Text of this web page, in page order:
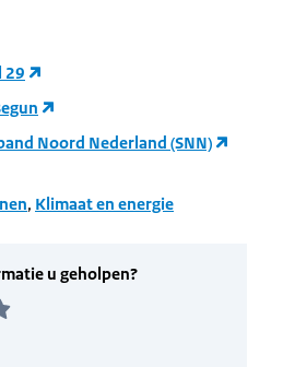
29
Noord Nederland (SNN)
, Klimaat en energie